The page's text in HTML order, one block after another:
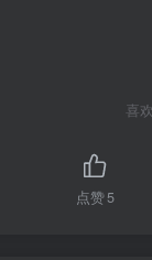
喜
点赞5